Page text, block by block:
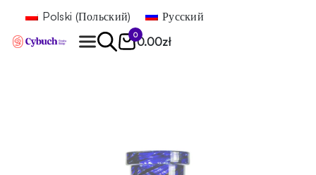
Polski (Польский) Русский
0
0.00zł